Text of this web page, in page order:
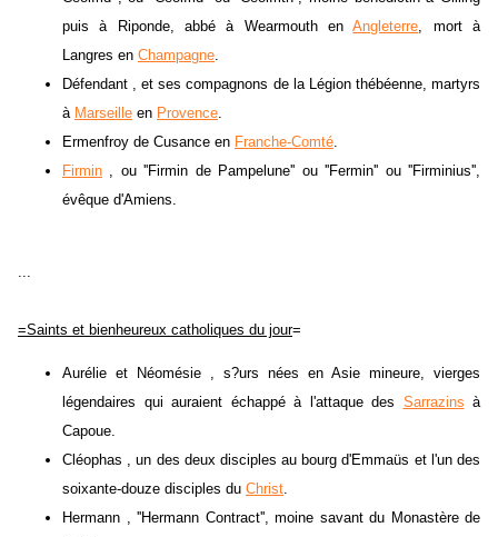
puis à Riponde, abbé à Wearmouth enAngleterre, mort à
Langres en Champagne.
Défendant , et ses compagnons de la Légion thébéenne, martyrs
à Marseille en Provence.
Ermenfroy de Cusance en Franche-Comté.
Firmin , ou ''Firmin de Pampelune'' ou ''Fermin'' ou ''Firminius'',
évêque d'Amiens.
...
=Saints et bienheureux catholiques du jour=
Aurélie et Néomésie , s?urs nées en Asie mineure, vierges
légendaires qui auraient échappé à l'attaque des Sarrazins à
Capoue.
Cléophas , un des deux disciples au bourg d'Emmaüs et l'un des
soixante-douze disciples du Christ.
Hermann , ''Hermann Contract'', moine savant du Monastère de